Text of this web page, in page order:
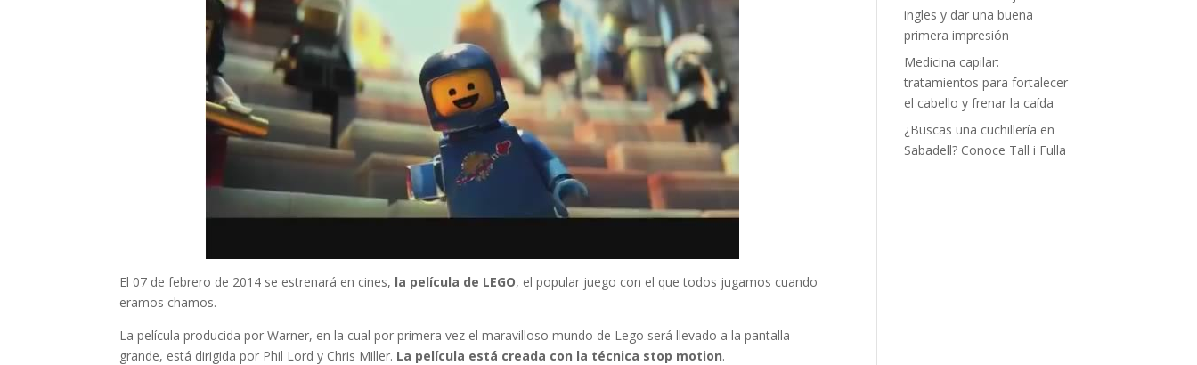
El 07 de febrero de 2014 se estrenará en cines, la película de LEGO, el popular juego con el que todos jugamos cuando
eramos chamos.
La película producida por Warner, en la cual por primera vez el maravilloso mundo de Lego será llevado a la pantalla
grande, está dirigida por Phil Lord y Chris Miller. La película está creada con la técnica stop motion.
ingles y dar una buena
primera impresión
Medicina capilar:
tratamientos para fortalecer
el cabello y frenar la caída
¿Buscas una cuchillería en
Sabadell? Conoce Tall i Fulla